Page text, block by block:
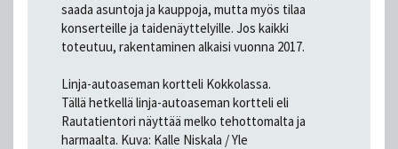
saada asuntoja ja kauppoja, mutta myös tilaa
konserteille ja taidenäyttelyille. Jos kaikki
toteutuu, rakentaminen alkaisi vuonna 2017.
Linja-autoaseman kortteli Kokkolassa.
Tällä hetkellä linja-autoaseman kortteli eli
Rautatientori näyttää melko tehottomalta ja
harmaalta. Kuva: Kalle Niskala / Yle